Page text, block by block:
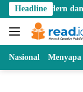
Skip
to
content
Headline
dan Pastikan Stok
Nasional